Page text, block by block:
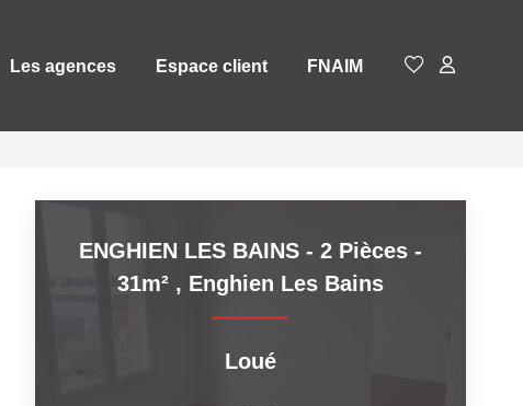
Les agences Espace client FNAIM
ENGHIEN LES BAINS - 2 Pièces -
31m² , Enghien Les Bains
Loué